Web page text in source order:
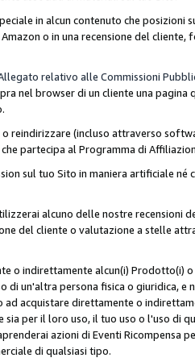
in alcun contenuto che
o in una recensione del
relativo alle Commissioni
nel browser di un cliente una
reindirizzare (incluso attraverso
partecipa al Programma di
sul tuo Sito in maniera artificiale
alcuno delle nostre recensioni
del cliente o valutazione a stelle
o indirettamente alcun(i) Prodotto(i)
di un'altra persona fisica o giuridica,
acquistare direttamente o
sia per il loro uso, il tuo uso o l'uso di
azioni di Eventi
di qualsiasi tipo.